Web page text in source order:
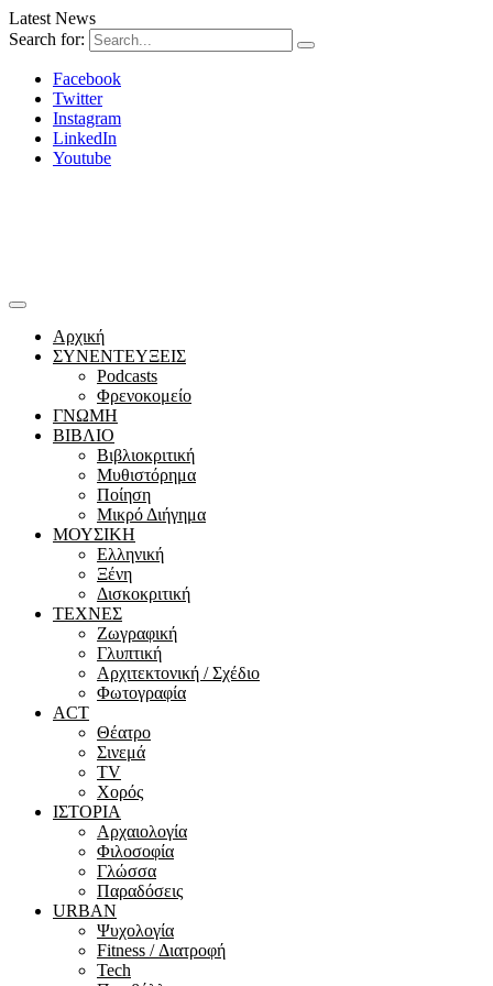
Latest News
Search for:
Facebook
Twitter
Instagram
LinkedIn
Youtube
Αρχική
ΣΥΝΕΝΤΕΥΞΕΙΣ
Podcasts
Φρενοκομείο
ΓΝΩΜΗ
ΒΙΒΛΙΟ
Βιβλιοκριτική
Μυθιστόρημα
Ποίηση
Μικρό Διήγημα
ΜΟΥΣΙΚΗ
Ελληνική
Ξένη
Δισκοκριτική
ΤΕΧΝΕΣ
Ζωγραφική
Γλυπτική
Αρχιτεκτονική / Σχέδιο
Φωτογραφία
ACT
Θέατρο
Σινεμά
ΤV
Χορός
ΙΣΤΟΡΙΑ
Αρχαιολογία
Φιλοσοφία
Γλώσσα
Παραδόσεις
URBAN
Ψυχολογία
Fitness / Διατροφή
Tech